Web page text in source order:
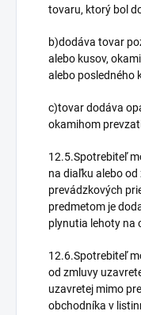
tovaru, ktorý bol
b)dodáva tovar
alebo kusov,
alebo posledného
c)tovar dodáva
okamihom
12.5.Spotrebiteľ
na diaľku alebo
prevádzkových
predmetom je
plynutia lehoty na
12.6.Spotrebiteľ
od zmluvy
uzavretej mimo
obchodníka v